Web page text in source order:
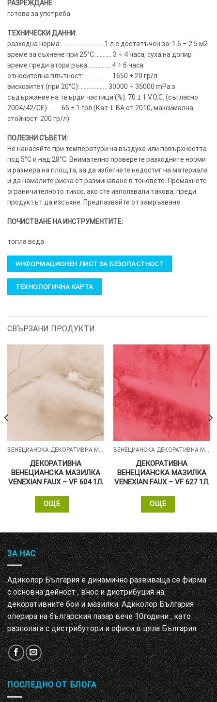
РАЗРЕЖДАНЕ:
готова за употреба
ТЕХНИЧЕСКИ ДАННИ:
разходна норма:……………………….. 1 л е достатъчен за: 1.5 ÷ 2.5 м2
време за съхнене при 25°C:……….. 3 ÷ 4 часа, суха на допир
време преди втора ръка …………… 4 ÷ 6 часа
относителна плътност:………………. 1650 ± 20 гр/л
вискозитет (при 20°C): ……………… 30000 ÷ 35000 mPa.s
съдържание на твърди частици (%): 70 ± 1 V.O.C. (съгласно
2004/42/CE)……… 65 ± 1 грл (Кат. L BA от 2010, максимална
стойност: 200 гр/л)
ПОЛЕЗНИ СЪВЕТИ:
Не нанасяйте при температури на въздуха или повърхността
под 5°C и над 28°C. Внимателно проверете разходните норми
и размера на площта, за да избегнете недостиг на материала
и да намалите риска от разминаване в тоновете. Премахнете
ограничителното тиксо, ако сте използвали такова, преди
продуктът да изсъхне. Предпазвайте от замръзване.
ПОЧИСТВАНЕ НА ИНСТРУМЕНТИТЕ:
топла вода
ИНФОРМАЦИОНЕН ЛИСТ ЗА БЕЗОПАСТНОСТ
ТЕХНОЛОГИЧНА КАРТА
СВЪРЗАНИ ПРОДУКТИ
ВЕНЕЦИАНСКА ДЕКОРАТИВНА МАЗИЛКА - VENEXIAN FAUX
ДЕКОРАТИВНА
ВЕНЕЦИАНСКА МАЗИЛКА
VENEXIAN FAUX – VF 604 1Л.
ОЩЕ
ВЕНЕЦИАНСКА ДЕКОРАТИВНА МАЗИЛКА - VENEXIAN FAUX
ДЕКОРАТИВНА
ВЕНЕЦИАНСКА МАЗИЛКА
VENEXIAN FAUX – VF 627 1Л.
ОЩЕ
ЗА НАС
Адиколор България е динамично развиваща се фирма
с основна дейност , внос и дистрибуция на
декоративните бои и мазилки. Адиколор България
оперира на българския пазар вече 10години , като
разполага с дистрибутори и офиси в цяла България.
ПОСЛЕДНО ОТ БЛОГА